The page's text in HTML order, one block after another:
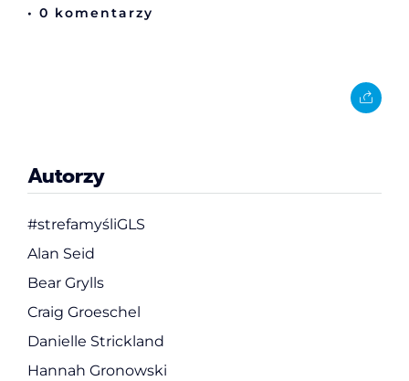
• 0 komentarzy
Autorzy
#strefamyśliGLS
Alan Seid
Bear Grylls
Craig Groeschel
Danielle Strickland
Hannah Gronowski